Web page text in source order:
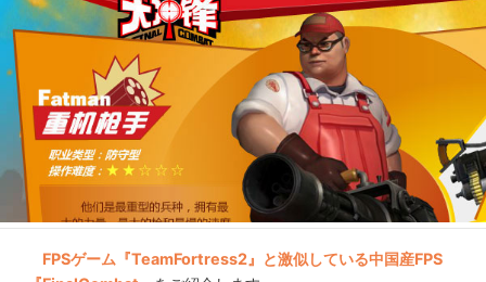
FPSゲーム『TeamFortress2』と激似している中国産FPS